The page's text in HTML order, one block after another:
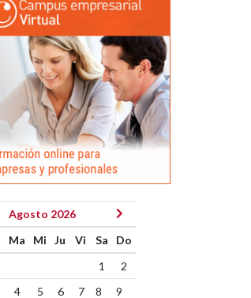
Agosto 2026
Ma Mi Ju Vi Sa
Do
1
2
4 5 6 7 8
9